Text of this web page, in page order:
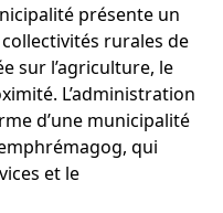
présente un
rurales de
sur l’agriculture, le
L’administration
d’une municipalité
qui
et le